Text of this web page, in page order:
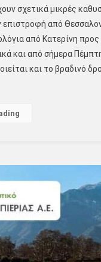
σχετικά μικρές
επιστροφή από
από Κατερίνη
και από σήμερα
και το βραδινό